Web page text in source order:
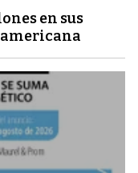
en sus